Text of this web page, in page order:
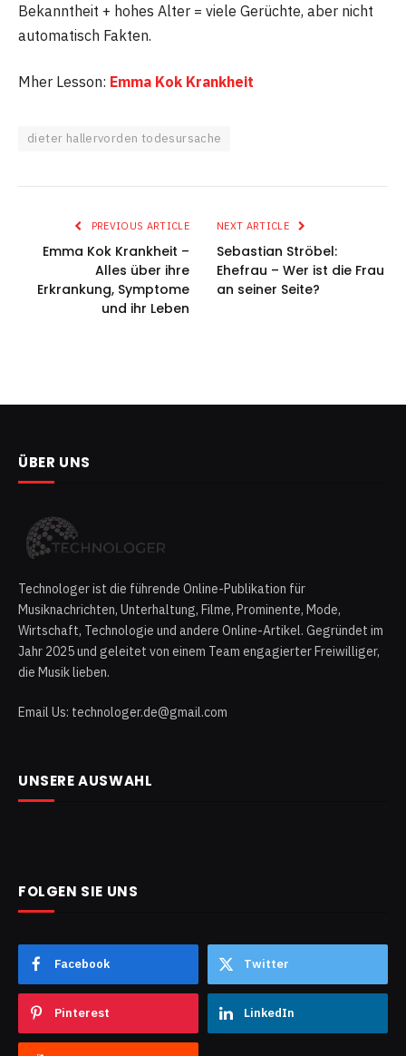
Bekanntheit + hohes Alter = viele Gerüchte, aber nicht
automatisch Fakten.
Mher Lesson: Emma Kok Krankheit
dieter hallervorden todesursache
PREVIOUS ARTICLE
Emma Kok Krankheit –
Alles über ihre
Erkrankung, Symptome
und ihr Leben
NEXT ARTICLE
Sebastian Ströbel:
Ehefrau – Wer ist die Frau
an seiner Seite?
ÜBER UNS
Technologer ist die führende Online-Publikation für
Musiknachrichten, Unterhaltung, Filme, Prominente, Mode,
Wirtschaft, Technologie und andere Online-Artikel. Gegründet im
Jahr 2025 und geleitet von einem Team engagierter Freiwilliger,
die Musik lieben.
Email Us: technologer.de@gmail.com
UNSERE AUSWAHL
FOLGEN SIE UNS
Facebook Twitter
Pinterest LinkedIn